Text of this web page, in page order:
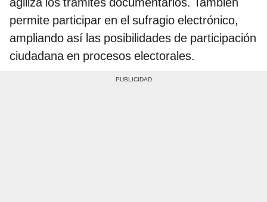
permite participar en el sufragio electrónico,
ampliando así las posibilidades de participación
ciudadana en procesos electorales.